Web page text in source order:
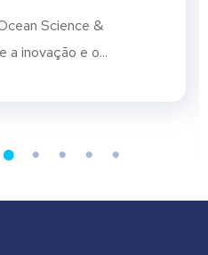
Science &
a inovação e o...